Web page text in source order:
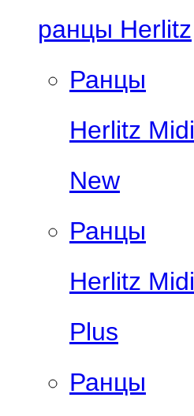
ранцы Herlitz
Ранцы
Herlitz Midi
New
Ранцы
Herlitz Midi
Plus
Ранцы